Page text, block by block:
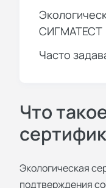
СИГМАТЕСТ
Часто
Что
Экологическая
подтверждения